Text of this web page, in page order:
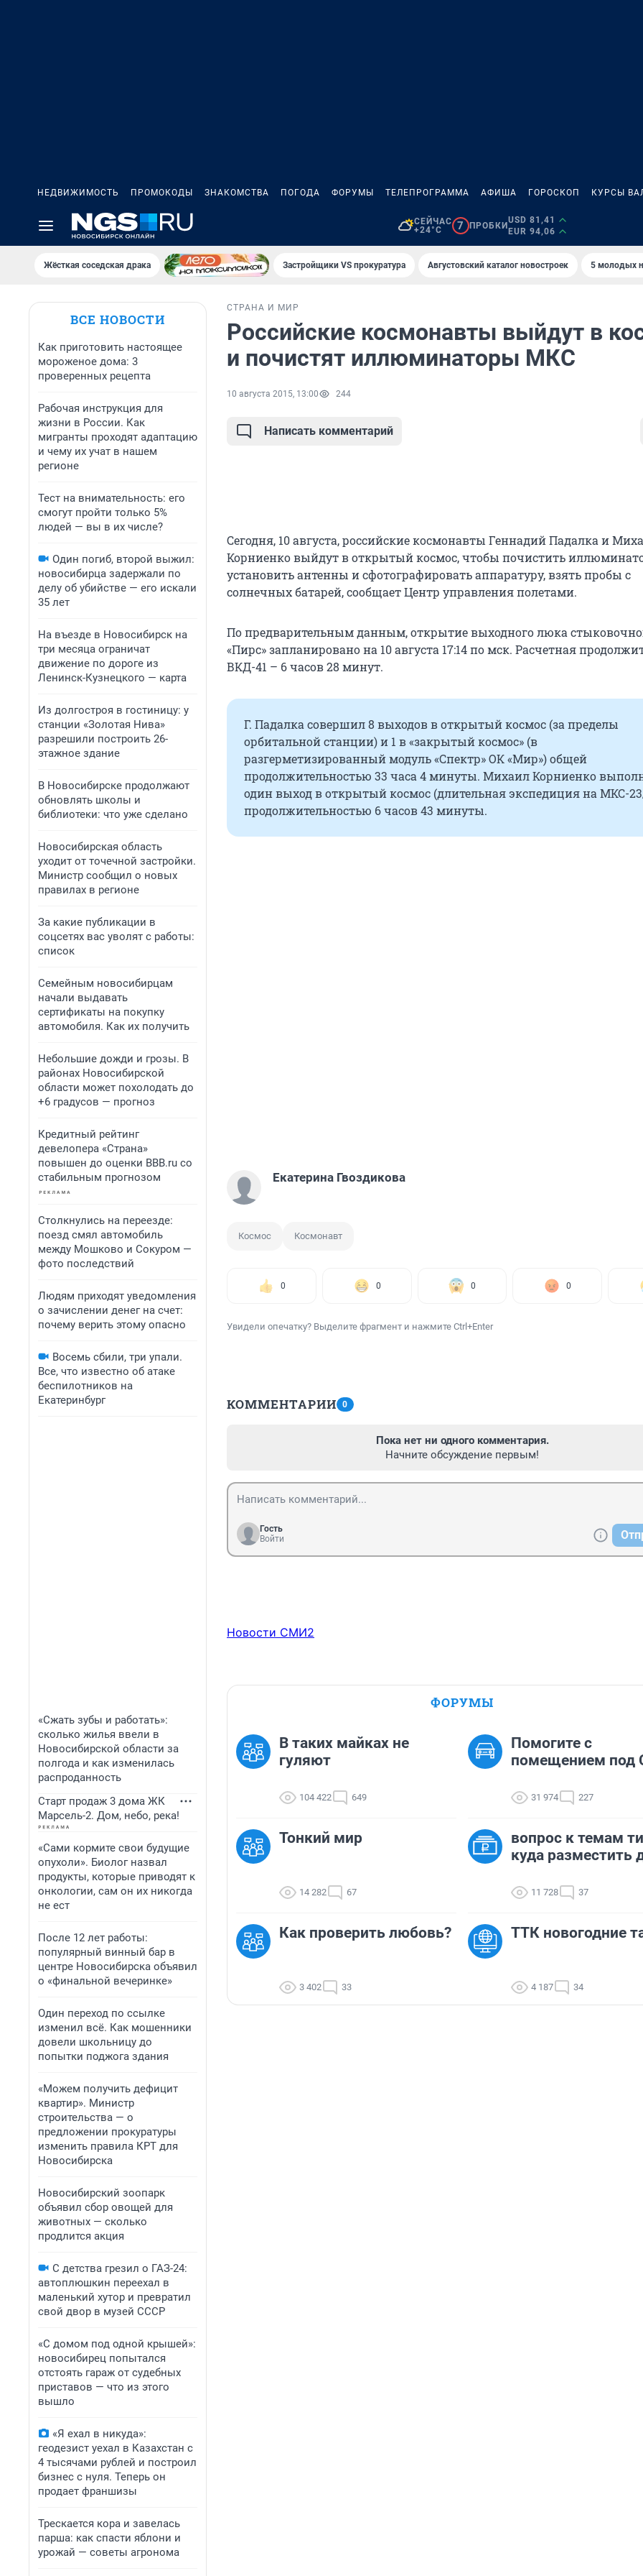
НЕДВИЖИМОСТЬ ПРОМОКОДЫ ЗНАКОМСТВА ПОГОДА ФОРУМЫ ТЕЛЕПРОГРАММА АФИША ГОРОСКОП КУРСЫ
СЕЙЧАС
+24°C
7 ПРОБКИ
USD 81,41
EUR 94,06
Жёсткая соседская драка Застройщики VS прокуратура Августовский каталог новостроек 5 молодых
ВСЕ НОВОСТИ
Как приготовить настоящее
мороженое дома: 3
проверенных рецепта
Рабочая инструкция для
жизни в России. Как
мигранты проходят адаптацию
и чему их учат в нашем
регионе
Тест на внимательность: его
смогут пройти только 5%
людей — вы в их числе?
Один погиб, второй выжил:
новосибирца задержали по
делу об убийстве — его искали
35 лет
На въезде в Новосибирск на
три месяца ограничат
движение по дороге из
Ленинск-Кузнецкого — карта
Из долгостроя в гостиницу: у
станции «Золотая Нива»
разрешили построить 26-
этажное здание
В Новосибирске продолжают
обновлять школы и
библиотеки: что уже сделано
Новосибирская область
уходит от точечной застройки.
Министр сообщил о новых
правилах в регионе
За какие публикации в
соцсетях вас уволят с работы:
список
Семейным новосибирцам
начали выдавать
сертификаты на покупку
автомобиля. Как их получить
Небольшие дожди и грозы. В
районах Новосибирской
области может похолодать до
+6 градусов — прогноз
Кредитный рейтинг
девелопера «Страна»
повышен до оценки BBB.ru со
стабильным прогнозом
Столкнулись на переезде:
поезд смял автомобиль
между Мошково и Сокуром —
фото последствий
Людям приходят уведомления
о зачислении денег на счет:
почему верить этому опасно
Восемь сбили, три упали.
Все, что известно об атаке
беспилотников на
Екатеринбург
«Сжать зубы и работать»:
сколько жилья ввели в
Новосибирской области за
полгода и как изменилась
распроданность
Старт продаж 3 дома ЖК
Марсель-2. Дом, небо, река!
«Сами кормите свои будущие
опухоли». Биолог назвал
продукты, которые приводят к
онкологии, сам он их никогда
не ест
После 12 лет работы:
популярный винный бар в
центре Новосибирска объявил
о «финальной вечеринке»
Один переход по ссылке
изменил всё. Как мошенники
довели школьницу до
попытки поджога здания
«Можем получить дефицит
квартир». Министр
строительства — о
предложении прокуратуры
изменить правила КРТ для
Новосибирска
Новосибирский зоопарк
объявил сбор овощей для
животных — сколько
продлится акция
С детства грезил о ГАЗ-24:
автоплюшкин переехал в
маленький хутор и превратил
свой двор в музей СССР
«С домом под одной крышей»:
новосибирец попытался
отстоять гараж от судебных
приставов — что из этого
вышло
«Я ехал в никуда»:
геодезист уехал в Казахстан с
4 тысячами рублей и построил
бизнес с нуля. Теперь он
продает франшизы
Трескается кора и завелась
парша: как спасти яблони и
урожай — советы агронома
СТРАНА И МИР
Российские космонавты выйдут в
и почистят иллюминаторы МКС
10 августа 2015, 13:00 244
Написать комментарий
Сегодня, 10 августа, российские космонавты Геннадий Падалка и
Корниенко выйдут в открытый космос, чтобы почистить
установить антенны и сфотографировать аппаратуру, взять пробы с
солнечных батарей, сообщает Центр управления полетами.
По предварительным данным, открытие выходного люка
«Пирс» запланировано на 10 августа 17:14 по мск. Расчетная
ВКД-41 – 6 часов 28 минут.
Г. Падалка совершил 8 выходов в открытый космос (за пределы
орбитальной станции) и 1 в «закрытый космос» (в
разгерметизированный модуль «Спектр» ОК «Мир») общей
продолжительностью 33 часа 4 минуты. Михаил Корниенко
один выход в открытый космос (длительная экспедиция на МКС-
продолжительностью 6 часов 43 минуты.
Екатерина Гвоздикова
Космос Космонавт
0 0 0 0
Увидели опечатку? Выделите фрагмент и нажмите Ctrl+Enter
КОММЕНТАРИИ 0
Пока нет ни одного комментария.
Начните обсуждение первым!
Гость
Войти
Новости СМИ2
ФОРУМЫ
В таких майках не
гуляют
104 422 649
Помогите с
помещением под
31 974 227
Тонкий мир
14 282 67
вопрос к темам
куда разместить
11 728 37
Как проверить любовь?
3 402 33
ТТК новогодние
4 187 34